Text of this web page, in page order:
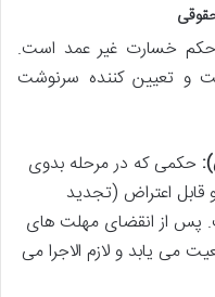
حکم خسارت غیر عمد است.
و تعیین کننده سرنوشت
حکمی که در مرحله بدوی
اعتراض (تجدید
پس از انقضای مهلت های
می یابد و لازم الاجرا می